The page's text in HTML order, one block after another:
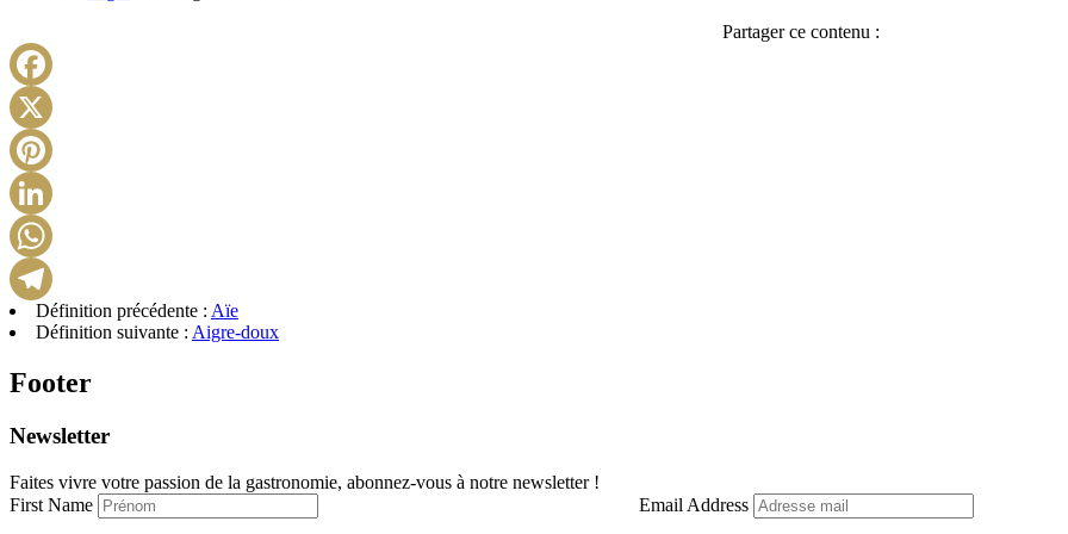
Partager ce contenu :
Définition précédente : Aïe
Définition suivante : Aigre-doux
Footer
Newsletter
Faites vivre votre passion de la gastronomie, abonnez-vous à notre newsletter !
First Name
Email Address